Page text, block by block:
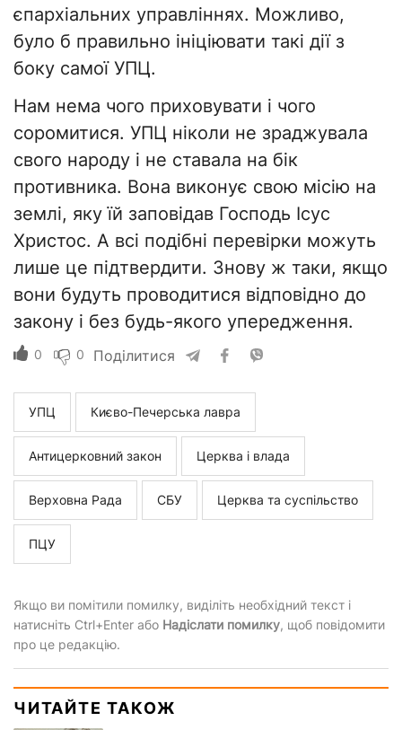
єпархіальних управліннях. Можливо,
було б правильно ініціювати такі дії з
боку самої УПЦ.
Нам нема чого приховувати і чого
соромитися. УПЦ ніколи не зраджувала
свого народу і не ставала на бік
противника. Вона виконує свою місію на
землі, яку їй заповідав Господь Ісус
Христос. А всі подібні перевірки можуть
лише це підтвердити. Знову ж таки, якщо
вони будуть проводитися відповідно до
закону і без будь-якого упередження.
0 0 Поділитися
УПЦ Києво-Печерська лавра
Антицерковний закон Церква і влада
Верховна Рада СБУ Церква та суспільство
ПЦУ
Якщо ви помітили помилку, виділіть необхідний текст і
натисніть Ctrl+Enter або Надіслати помилку, щоб повідомити
про це редакцію.
ЧИТАЙТЕ ТАКОЖ